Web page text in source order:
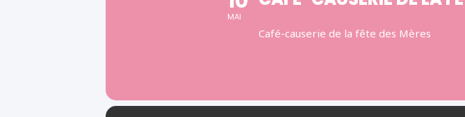
MAI
Café-causerie de la fête des Mères